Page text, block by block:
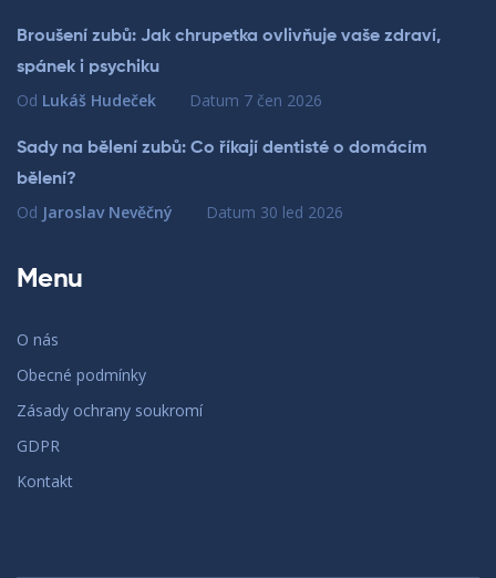
Broušení zubů: Jak chrupetka ovlivňuje vaše zdraví,
spánek i psychiku
Od Lukáš Hudeček Datum 7 čen 2026
Sady na bělení zubů: Co říkají dentisté o domácím
bělení?
Od Jaroslav Nevěčný Datum 30 led 2026
Menu
O nás
Obecné podmínky
Zásady ochrany soukromí
GDPR
Kontakt